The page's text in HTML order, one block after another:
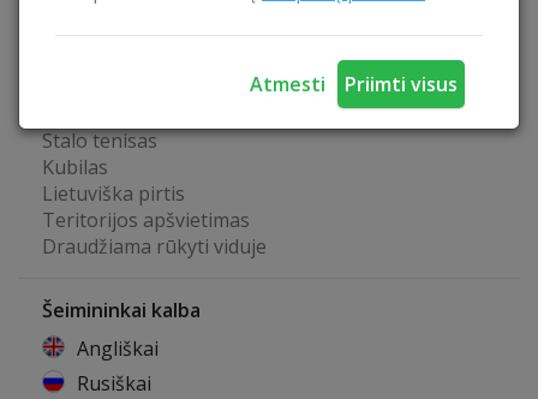
Atmesti Priimti visus
Laužavietė
Lieptas į vandens telkinį
Stalo tenisas
Kubilas
Lietuviška pirtis
Teritorijos apšvietimas
Draudžiama rūkyti viduje
Šeimininkai kalba
Angliškai
Rusiškai